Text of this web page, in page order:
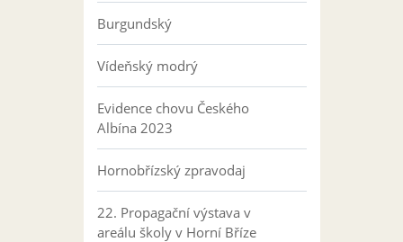
Burgundský
Vídeňský modrý
Evidence chovu Českého
Albína 2023
Hornobřízský zpravodaj
22. Propagační výstava v
areálu školy v Horní Bříze